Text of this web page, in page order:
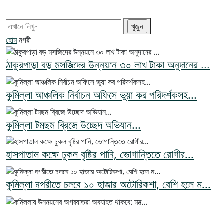
হোমনগরী
ঠাকুরপাড়া বড় মসজিদের উন্নয়নে ৩০ লাখ টাকা অনুদানের ...
কুমিল্লা আঞ্চলিক নির্বাচন অফিসে ভুয়া কর পরিদর্শকসহ...
কুমিল্লা টমছম ব্রিজে উচ্ছেদ অভিযান...
হাসপাতাল কক্ষে ঢুকল বৃষ্টির পানি, ভোগান্তিতে রোগীর...
কুমিল্লা নগরীতে চলবে ১০ হাজার অটোরিকশা, বেশি হলে ম...